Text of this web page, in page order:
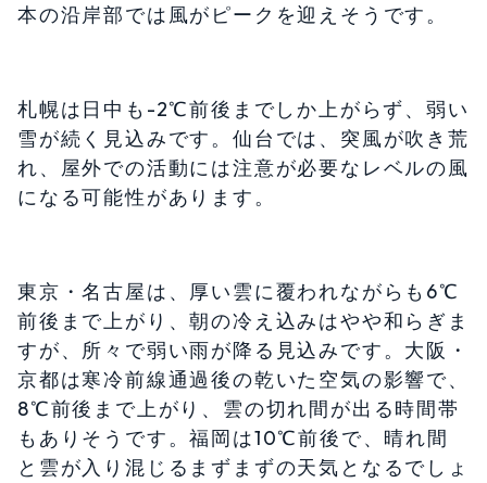
本の沿岸部では風がピークを迎えそうです。
札幌は日中も-2℃前後までしか上がらず、弱い
雪が続く見込みです。仙台では、突風が吹き荒
れ、屋外での活動には注意が必要なレベルの風
になる可能性があります。
東京・名古屋は、厚い雲に覆われながらも6℃
前後まで上がり、朝の冷え込みはやや和らぎま
すが、所々で弱い雨が降る見込みです。大阪・
京都は寒冷前線通過後の乾いた空気の影響で、
8℃前後まで上がり、雲の切れ間が出る時間帯
もありそうです。福岡は10℃前後で、晴れ間
と雲が入り混じるまずまずの天気となるでしょ